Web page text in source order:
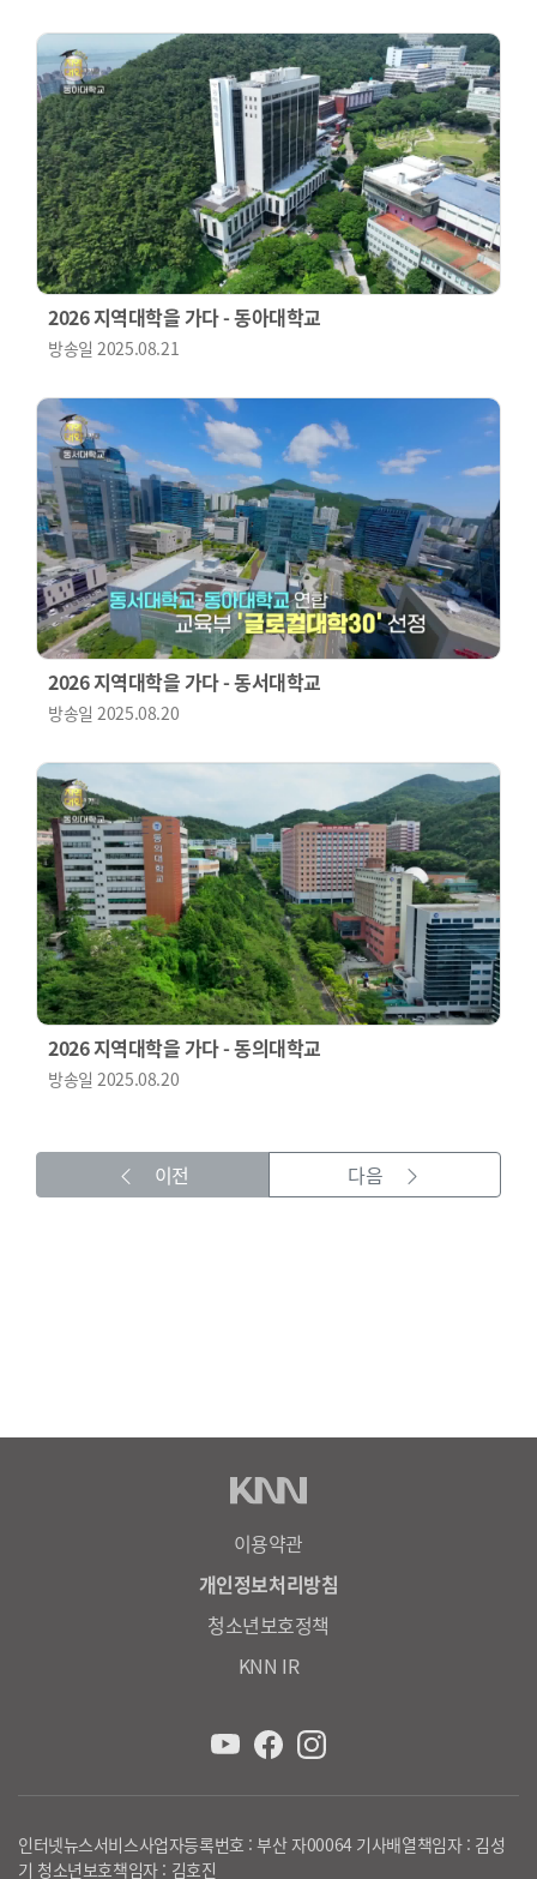
2026 지역대학을 가다 - 동아대학교
방송일2025.08.21
2026 지역대학을 가다 - 동서대학교
방송일2025.08.20
2026 지역대학을 가다 - 동의대학교
방송일2025.08.20
이전 다음
이용약관
개인정보처리방침
청소년보호정책
KNN IR
인터넷뉴스서비스사업자등록번호 : 부산 자00064 기사배열책임자 : 김성
기 청소년보호책임자 : 김호진